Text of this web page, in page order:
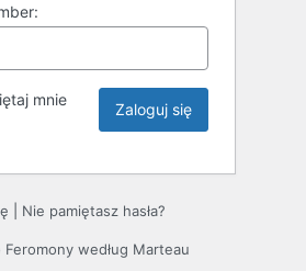
mnie
Nie pamiętasz hasła?
według Marteau